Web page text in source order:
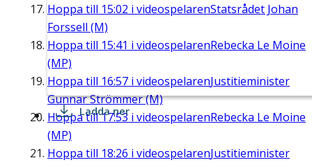
Hoppa till 15:02 i videospelarenStatsrådet Johan
Forssell (M)
Hoppa till 15:41 i videospelarenRebecka Le Moine
(MP)
Hoppa till 16:57 i videospelarenJustitieminister
Gunnar Strömmer (M)
Hoppa till17:53 i videospelarenRebecka Le Moine
(MP)
Hoppa till 18:26 i videospelarenJustitieminister
Ladda ner